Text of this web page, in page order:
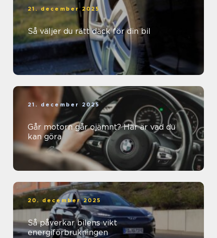
21. december 2025
Så väljer du rätt däck för din bil
21. december 2025
Går motorn går ojämnt? Här är vad du
kan göra
20. december 2025
Så påverkar bilens vikt
energiförbrukningen